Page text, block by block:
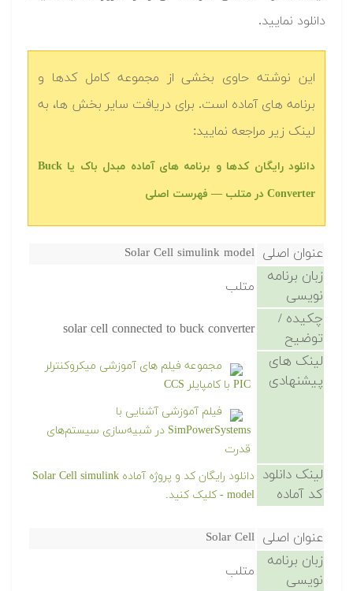
دانلود نمایید.‬
این نوشته حاوی بخشی از مجموعه کامل کدها و
برنامه های آماده است. برای دریافت سایر بخش ها، به
لینک زیر مراجعه نمایید:
دانلود رایگان کدها و برنامه های آماده مبدل باک یا Buck
Converter در متلب‬‬ — فهرست اصلی
عنوان اصلی Solar Cell simulink model
زبان برنامه
نویسی
متلب
چکیده /
توضیح
solar cell connected to buck converter
لینک های
پیشنهادی
مجموعه فیلم های آموزشی میکروکنترلر
PIC با کامپایلر CCS
فیلم آموزشی آشنایی با
SimPowerSystems در شبیه‌سازی سیستم‌های
قدرت
لینک دانلود
کد آماده
دانلود رایگان کد و پروژه آماده Solar Cell simulink
model - کلیک کنید.
عنوان اصلی Solar Cell
زبان برنامه
نویسی
متلب